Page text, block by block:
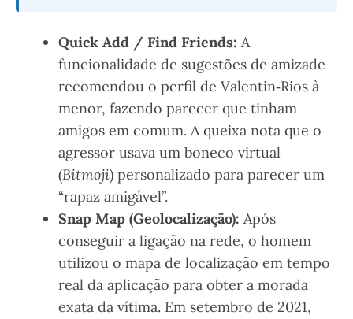
Quick Add / Find Friends: A
funcionalidade de sugestões de amizade
recomendou o perfil de Valentin‑Rios à
menor, fazendo parecer que tinham
amigos em comum. A queixa nota que o
agressor usava um boneco virtual
(Bitmoji) personalizado para parecer um
“rapaz amigável”.
Snap Map (Geolocalização): Após
conseguir a ligação na rede, o homem
utilizou o mapa de localização em tempo
real da aplicação para obter a morada
exata da vítima. Em setembro de 2021,